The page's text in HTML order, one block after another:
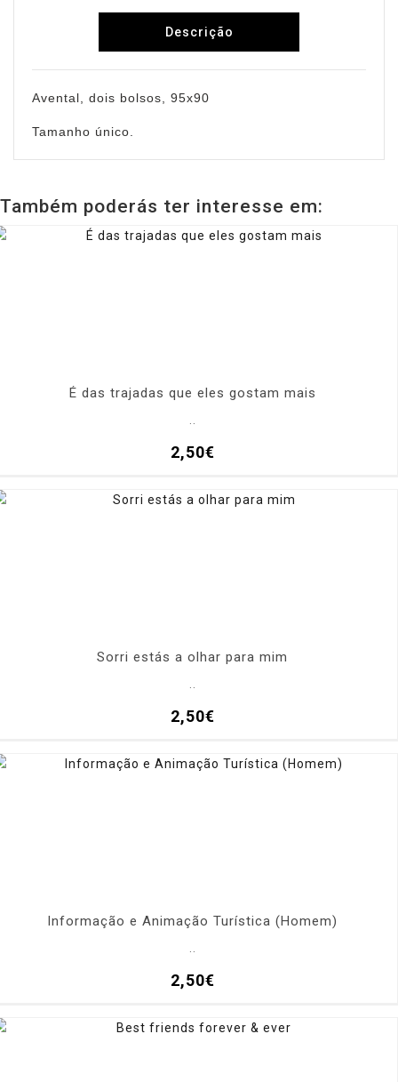
Descrição
Avental, dois bolsos, 95x90
Tamanho único.
Também poderás ter interesse em:
É das trajadas que eles gostam mais
2,50€
Sorri estás a olhar para mim
2,50€
Informação e Animação Turística (Homem)
2,50€